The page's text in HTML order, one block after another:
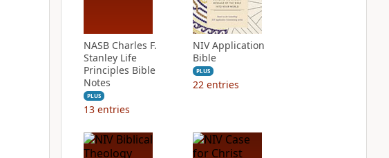
NASB Charles F.
Stanley Life
Principles Bible
Notes
PLUS
13 entries
NIV Application
Bible
PLUS
22 entries